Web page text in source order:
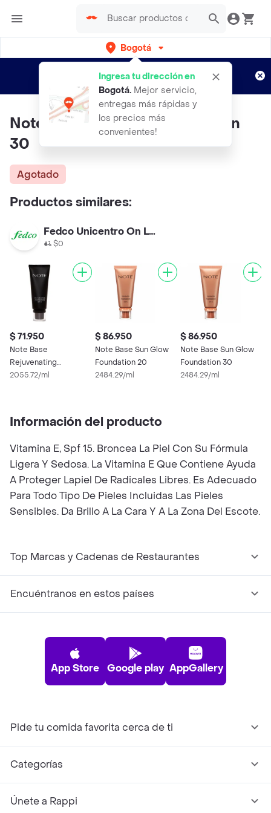
Bogotá
Ingresa tu dirección en
Bogotá. Mejor servicio,
entregas más rápidas y
los precios más
convenientes!
envíos gratis por semanas
Aplican TyC
Note Base Sun Glow Foundation
30
Agotado
Productos similares:
Fedco Unicentro On Line
$0
$ 71.950
Note Base
Rejuvenating
Foundation 02
2055.72/ml
$ 86.950
Note Base Sun Glow
Foundation 20
2484.29/ml
$ 86.950
Note Base Sun Glow
Foundation 30
2484.29/ml
Información del producto
Vitamina E, Spf 15. Broncea La Piel Con Su Fórmula
Ligera Y Sedosa. La Vitamina E Que Contiene Ayuda
A Proteger Lapiel De Radicales Libres. Es Adecuado
Para Todo Tipo De Pieles Incluidas Las Pieles
Sensibles. Da Brillo A La Cara Y A La Zona Del Escote.
Top Marcas y Cadenas de Restaurantes
Encuéntranos en estos países
App Store Google play AppGallery
Pide tu comida favorita cerca de ti
Categorías
Únete a Rappi